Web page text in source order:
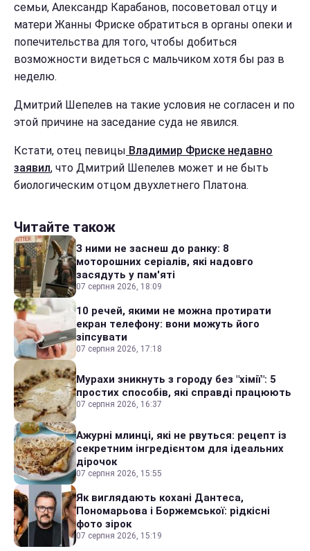
семьи, Александр Карабанов, посоветовал отцу и
матери Жанны Фриске обратиться в органы опеки и
попечительства для того, чтобы добиться
возможности видеться с мальчиком хотя бы раз в
неделю.
Дмитрий Шепелев на такие условия не согласен и по
этой причине на заседание суда не явился.
Кстати, отец певицы Владимир Фриске недавно
заявил, что Дмитрий Шепелев может и не быть
биологическим отцом двухлетнего Платона.
Читайте також
З ними не заснеш до ранку: 8
моторошних серіалів, які надовго
засядуть у пам'яті
07 серпня 2026, 18:09
10 речей, якими не можна протирати
екран телефону: вони можуть його
зіпсувати
07 серпня 2026, 17:18
Мурахи зникнуть з городу без "хімії": 5
простих способів, які справді працюють
07 серпня 2026, 16:37
Ажурні млинці, які не рвуться: рецепт із
секретним інгредієнтом для ідеальних
дірочок
07 серпня 2026, 15:55
Як виглядають кохані Дантеса,
Пономарьова і Боржемської: рідкісні
фото зірок
07 серпня 2026, 15:19